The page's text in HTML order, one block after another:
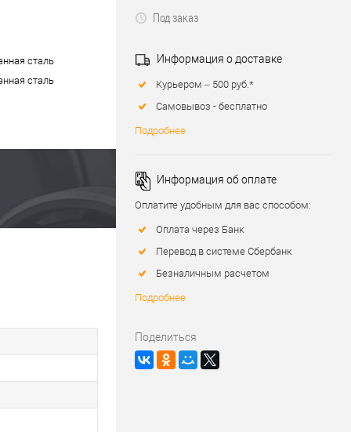
сталь
сталь
Под заказ
Информация о доставке
Курьером – 500 руб.*
Самовывоз - бесплатно
Подробнее
Информация об оплате
Оплатите удобным для вас способом:
Оплата через Банк
Перевод в системе Сбербанк
Безналичным расчетом
Подробнее
Поделиться